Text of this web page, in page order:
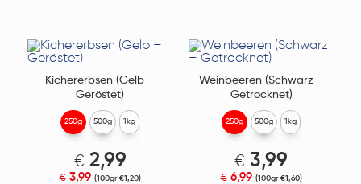
Kichererbsen (Gelb –
Geröstet)
250g
€ 2,99
€3,99 (100gr €1,20)
500g 1kg
Weinbeeren (Schwarz –
Getrocknet)
250g
€ 3,99
€6,99 (100gr €1,60)
500g 1kg